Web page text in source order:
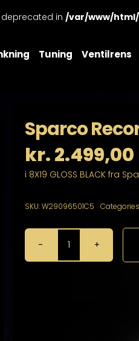
in /var/www/
Tuning Ventilrens
Sparco
kr.2.499,00
i 8X19 GLOSS BLACK fra
SKU:W29096501C5
Sparco
Record